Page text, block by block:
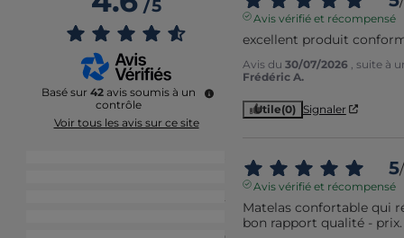
/5
Basé sur 42 avis soumis à un
contrôle
Voir tous les avis sur ce site
2
Avis vérifié et récompensé
excellent produit
Avis du 30/07/2026
, suite à
Frédéric A.
Utile(0) Signaler
5/
Avis vérifié et récompensé
Matelas confortable qui
bon rapport qualité -